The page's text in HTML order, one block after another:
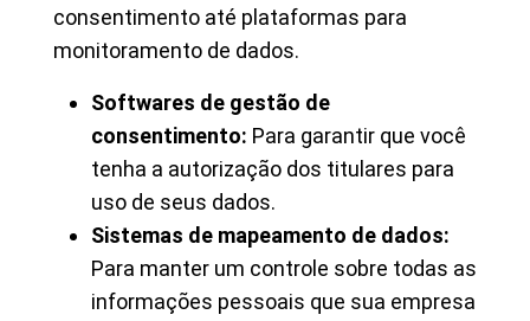
consentimento até plataformas para
monitoramento de dados.
Softwares de gestão de
consentimento: Para garantir que você
tenha a autorização dos titulares para
uso de seus dados.
Sistemas de mapeamento de dados:
Para manter um controle sobre todas as
informações pessoais que sua empresa